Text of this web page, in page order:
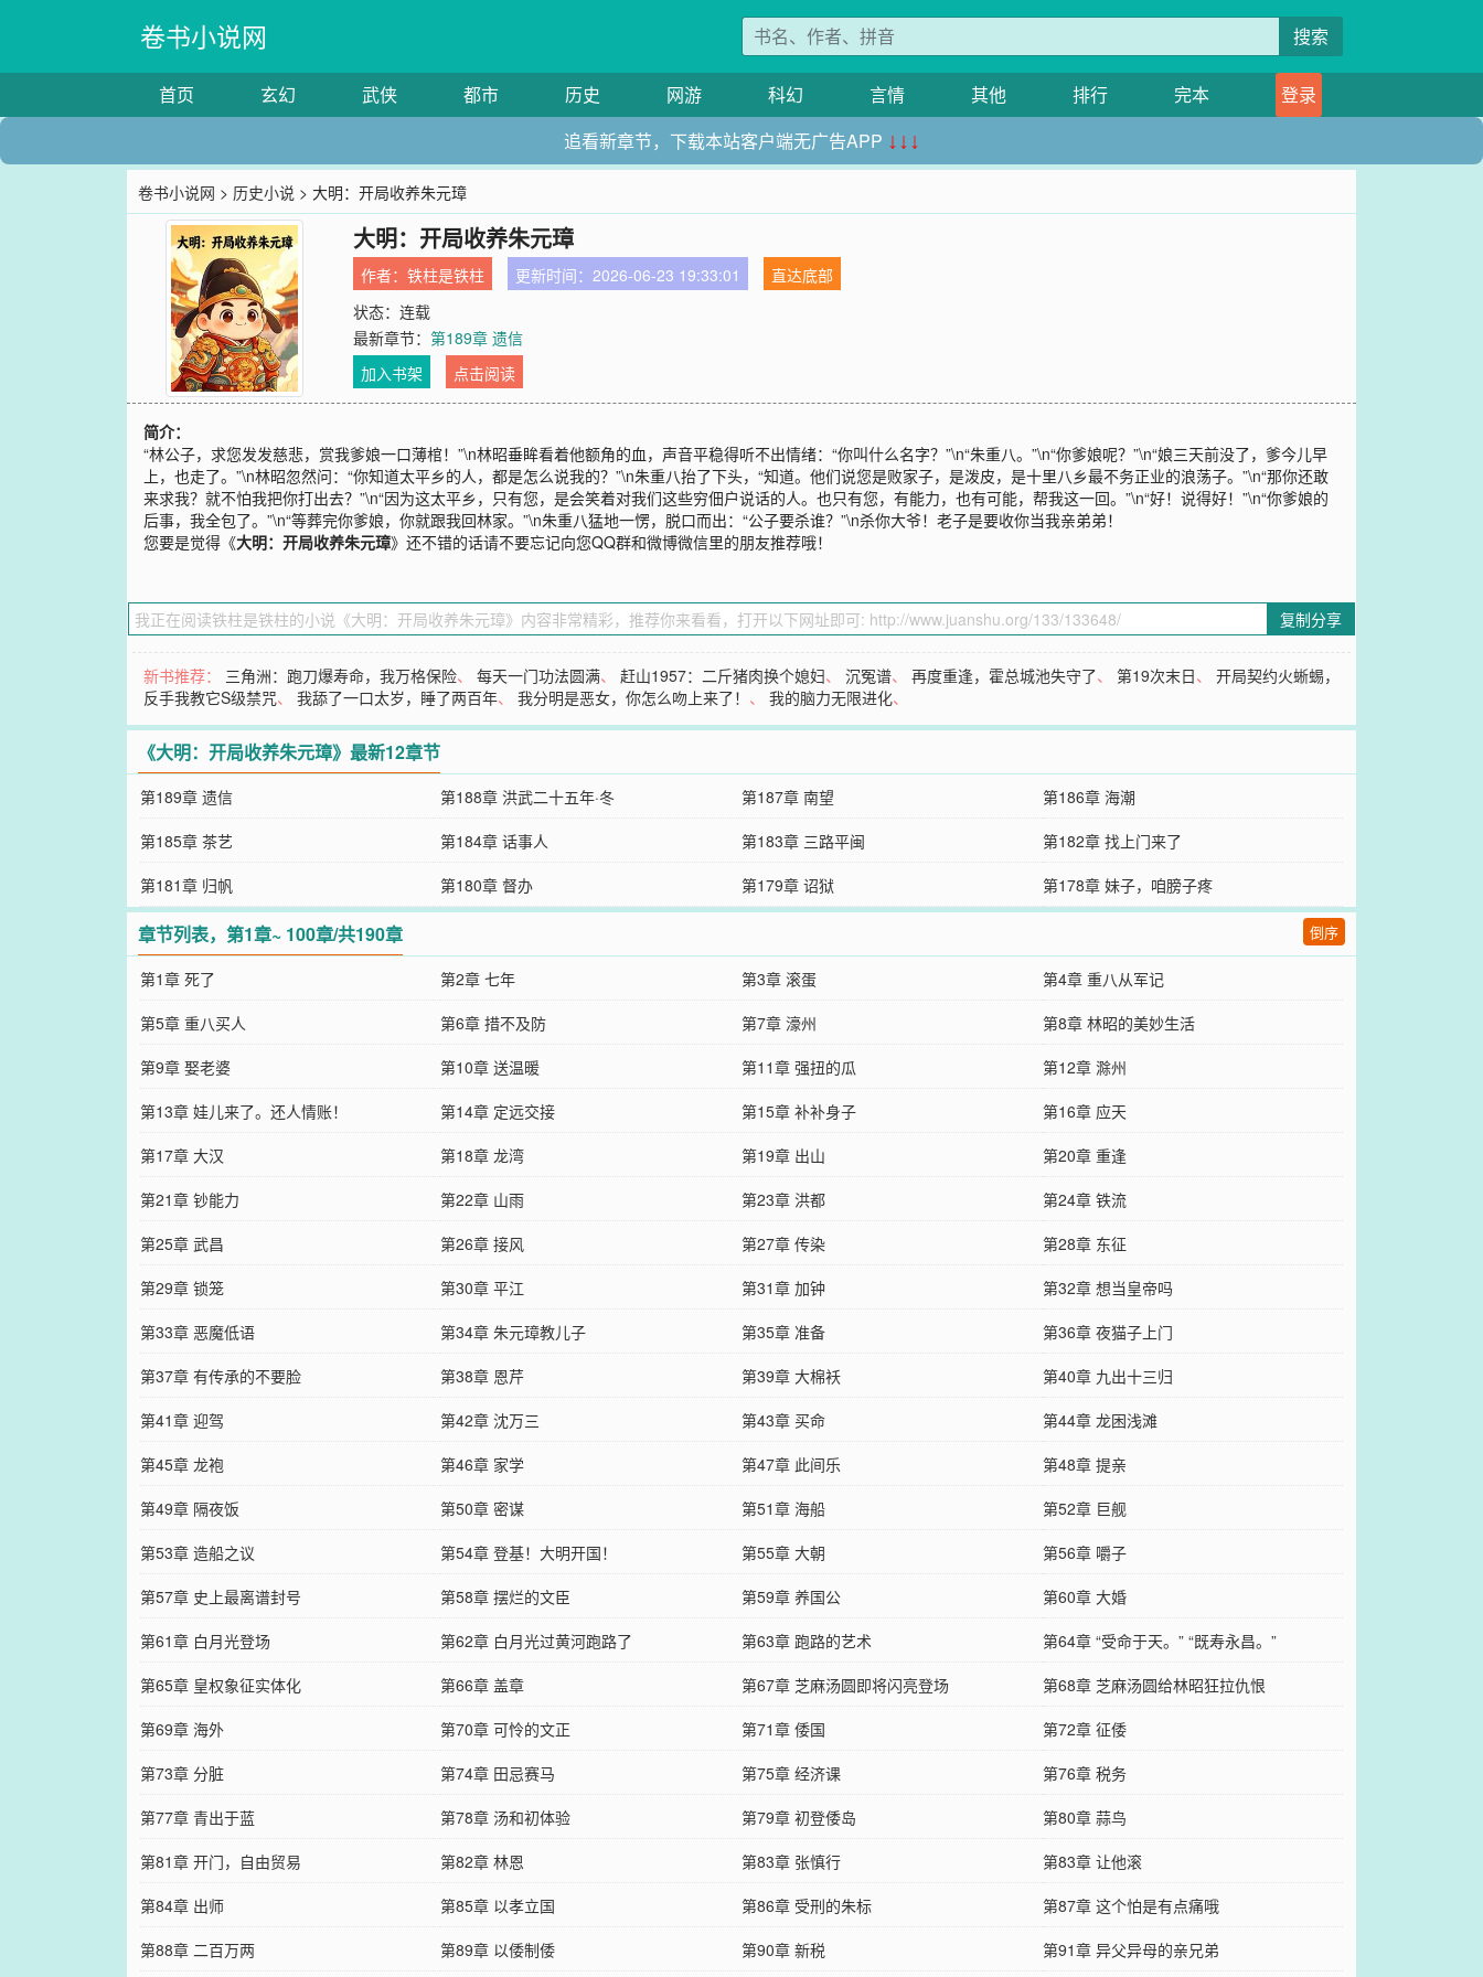
卷书小说网 搜索
首页 玄幻 武侠 都市 历史 网游 科幻 言情 其他 排行 完本
登录
追看新章节，下载本站客户端无广告APP ↓↓↓
卷书小说网 > 历史小说 > 大明：开局收养朱元璋
大明：开局收养朱元璋
作者：铁柱是铁柱 更新时间：2026-06-23 19:33:01
直达底部
状态：连载
最新章节：第189章 遗信
加入书架
点击阅读
简介：
“林公子，求您发发慈悲，赏我爹娘一口薄棺！”\n林昭垂眸看着他额角的血，声音平稳得听不出情绪：“你叫什么名字？”\n“朱重八。”\n“你爹娘呢？”\n“娘三天前没了，爹今儿早
上，也走了。”\n林昭忽然问：“你知道太平乡的人，都是怎么说我的？”\n朱重八抬了下头，“知道。他们说您是败家子，是泼皮，是十里八乡最不务正业的浪荡子。”\n“那你还敢
来求我？就不怕我把你打出去？”\n“因为这太平乡，只有您，是会笑着对我们这些穷佃户说话的人。也只有您，有能力，也有可能，帮我这一回。”\n“好！说得好！”\n“你爹娘的
后事，我全包了。”\n“等葬完你爹娘，你就跟我回林家。”\n朱重八猛地一愣，脱口而出：“公子要杀谁？”\n杀你大爷！老子是要收你当我亲弟弟！
您要是觉得《大明：开局收养朱元璋》还不错的话请不要忘记向您QQ群和微博微信里的朋友推荐哦！
复制分享
新书推荐： 三角洲：跑刀爆寿命，我万格保险、每天一门功法圆满、赶山1957：二斤猪肉换个媳妇、沉冤谱、再度重逢，霍总城池失守了、第19次末日、开局契约火蜥蜴，
反手我教它S级禁咒、我舔了一口太岁，睡了两百年、我分明是恶女，你怎么吻上来了！ 、我的脑力无限进化、
《大明：开局收养朱元璋》最新12章节
第189章 遗信 第188章 洪武二十五年·冬 第187章 南望
第186章 海潮
第185章 茶艺
第184章 话事人 第183章 三路平闽
第182章 找上门来了
第181章 归帆
第180章 督办 第179章 诏狱 第178章 妹子，咱膀子疼
章节列表，第1章~ 100章/共190章 倒序
第1章 死了 第2章 七年 第3章 滚蛋
第4章 重八从军记
第5章 重八买人
第6章 措不及防 第7章 濠州
第8章 林昭的美妙生活
第9章 娶老婆
第10章 送温暖 第11章 强扭的瓜
第12章 滁州
第13章 娃儿来了。还人情账！
第14章 定远交接 第15章 补补身子
第16章 应天
第17章 大汉
第18章 龙湾 第19章 出山
第20章 重逢
第21章 钞能力
第22章 山雨 第23章 洪都
第24章 铁流
第25章 武昌
第26章 接风 第27章 传染
第28章 东征
第29章 锁笼
第30章 平江 第31章 加钟
第32章 想当皇帝吗
第33章 恶魔低语
第34章 朱元璋教儿子 第35章 准备
第36章 夜猫子上门
第37章 有传承的不要脸
第38章 恩芹 第39章 大棉袄
第40章 九出十三归
第41章 迎驾
第42章 沈万三 第43章 买命
第44章 龙困浅滩
第45章 龙袍
第46章 家学 第47章 此间乐
第48章 提亲
第49章 隔夜饭
第50章 密谋 第51章 海船
第52章 巨舰
第53章 造船之议
第54章 登基！大明开国！ 第55章 大朝
第56章 嚼子
第57章 史上最离谱封号
第58章 摆烂的文臣 第59章 养国公
第60章 大婚
第61章 白月光登场
第62章 白月光过黄河跑路了 第63章 跑路的艺术
第64章 “受命于天。” “既寿永昌。”
第65章 皇权象征实体化
第66章 盖章 第67章 芝麻汤圆即将闪亮登场
第68章 芝麻汤圆给林昭狂拉仇恨
第69章 海外
第70章 可怜的文正 第71章 倭国
第72章 征倭
第73章 分脏
第74章 田忌赛马 第75章 经济课
第76章 税务
第77章 青出于蓝
第78章 汤和初体验 第79章 初登倭岛
第80章 蒜鸟
第81章 开门，自由贸易
第82章 林恩 第83章 张慎行
第83章 让他滚
第84章 出师
第85章 以孝立国 第86章 受刑的朱标
第87章 这个怕是有点痛哦
第88章 二百万两
第89章 以倭制倭 第90章 新税 第91章 异父异母的亲兄弟